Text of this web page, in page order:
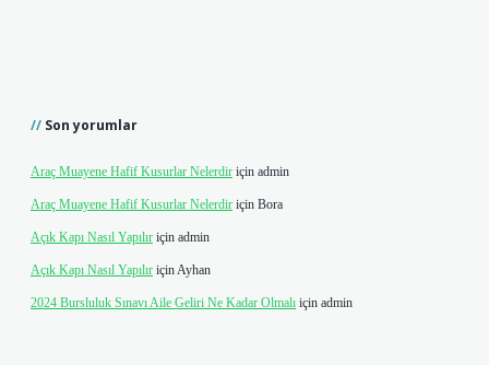
Son yorumlar
Araç Muayene Hafif Kusurlar Nelerdir için admin
Araç Muayene Hafif Kusurlar Nelerdir için Bora
Açık Kapı Nasıl Yapılır için admin
Açık Kapı Nasıl Yapılır içinAyhan
2024 Bursluluk Sınavı Aile Geliri Ne Kadar Olmalı için admin